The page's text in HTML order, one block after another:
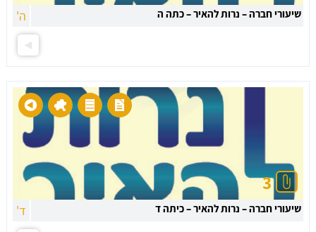
שיעורי חברה – נרות להאיר – כתה ה ה'
3
שיעורי חברה – נרות להאיר – כיתה ד ד'